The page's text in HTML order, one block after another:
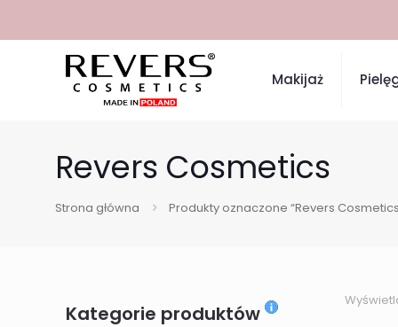
Makijaż
Revers Cosmetics
Strona główna Produkty oznaczone “Revers
Kategorie produktów